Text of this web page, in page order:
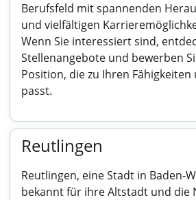
Berufsfeld mit spannenden
und vielfältigen
Wenn Sie interessiert sind,
Stellenangebote und bewerben
Position, die zu Ihren
passt.
Reutlingen
Reutlingen, eine Stadt in Baden-
bekannt für ihre Altstadt und die